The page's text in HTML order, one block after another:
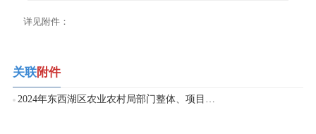
详见附件：
关联附件
2024年东西湖区农业农村局部门整体、项目绩效运行监控情况表.xlsx